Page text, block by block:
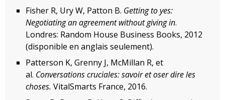
Fisher R, Ury W, Patton B. Getting to yes:
Negotiating an agreement without giving in.
Londres: Random House Business Books, 2012
(disponible en anglais seulement).
Patterson K, Grenny J, McMillan R, et
al. Conversations cruciales: savoir et oser dire les
choses. VitalSmarts France, 2016.